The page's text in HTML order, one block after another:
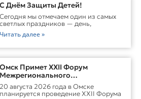
С Днём Защиты Детей!
Сегодня мы отмечаем один из самых
светлых праздников — день,
Читать далее »
Омск Примет XXII Форум
Межрегионального
Сотрудничества России И
Казахстана
20 августа 2026 года в Омске
планируется проведение XXII Форума